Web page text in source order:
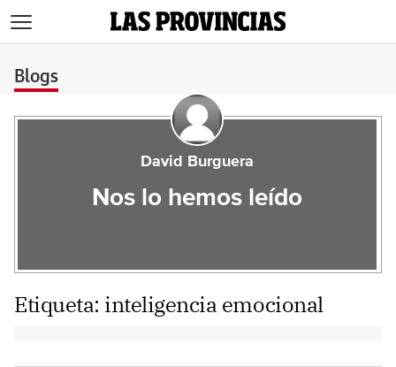
Blogs
David Burguera
Nos lo hemos leído
Etiqueta: inteligencia emocional